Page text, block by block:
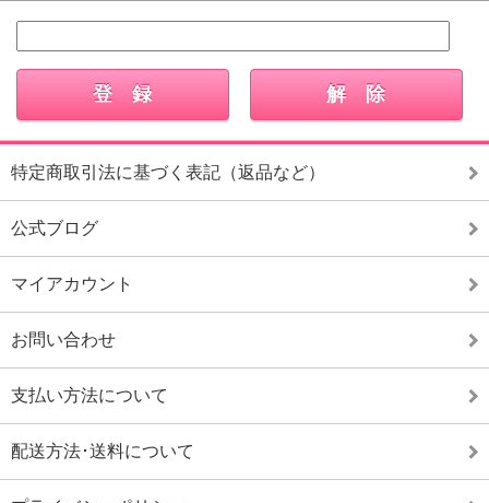
特定商取引法に基づく表記（返品など）
公式ブログ
マイアカウント
お問い合わせ
支払い方法について
配送方法･送料について